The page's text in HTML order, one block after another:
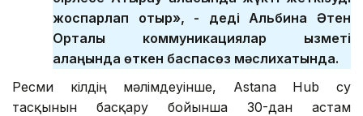
жоспарлап отыр», - деді Альбина Әтен
Орталық коммуникациялар қызметі
алаңында өткен баспасөз мәслихатында.
Ресми өкілдің мәлімдеуінше, Astana Hub су
тасқынын басқару бойынша 30-дан астам